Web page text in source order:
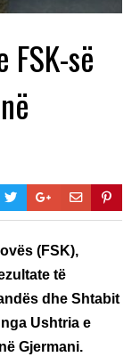
së
(FSK),
të
dhe Shtabit
Ushtria e
Gjermani.